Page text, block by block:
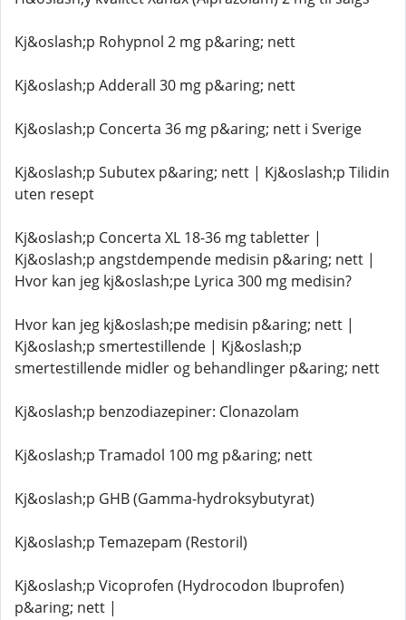
Kj&oslash;p Rohypnol 2 mg p&aring; nett
Kj&oslash;p Adderall 30 mg p&aring; nett
Kj&oslash;p Concerta 36 mg p&aring; nett i Sverige
Kj&oslash;p Subutex p&aring; nett | Kj&oslash;p Tilidin
uten resept
Kj&oslash;p Concerta XL 18-36 mg tabletter |
Kj&oslash;p angstdempende medisin p&aring; nett |
Hvor kan jeg kj&oslash;pe Lyrica 300 mg medisin?
Hvor kan jeg kj&oslash;pe medisin p&aring; nett |
Kj&oslash;p smertestillende | Kj&oslash;p
smertestillende midler og behandlinger p&aring; nett
Kj&oslash;p benzodiazepiner: Clonazolam
Kj&oslash;p Tramadol 100 mg p&aring; nett
Kj&oslash;p GHB (Gamma-hydroksybutyrat)
Kj&oslash;p Temazepam (Restoril)
Kj&oslash;p Vicoprofen (Hydrocodon Ibuprofen)
p&aring; nett |